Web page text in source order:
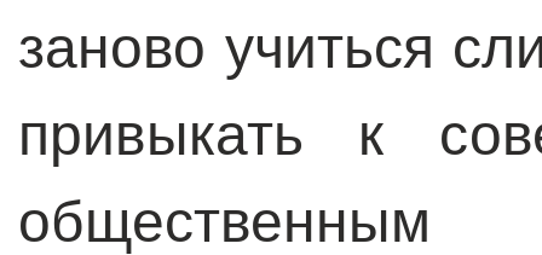
заново учиться
привыкать к
общественным